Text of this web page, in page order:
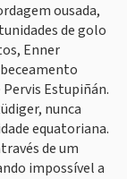
ousada,
de golo
Enner
Estupiñán.
nunca
equatoriana.
de um
impossível a